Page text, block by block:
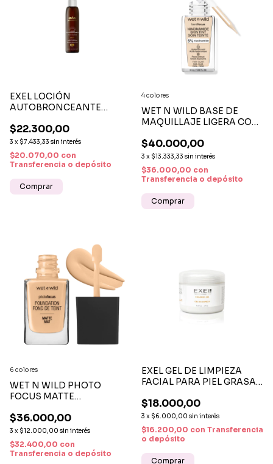
EXEL LOCIÓN
AUTOBRONCEANTE
BRONCEADO NATURAL
SIN SOL
$22.300,00
3 x $7.433,33 sin interés
$20.070,00 con
Transferencia o depósito
WET N WILD BASE DE
MAQUILLAJE LIGERA CON
x 32 ML
$40.000,00
3 x $13.333,33 sin interés
$36.000,00 con
Transferencia o depósito
4 colores
Comprar
WET N WILD PHOTO
FOCUS MATTE
MAQUILLAJE MATE
$36.000,00
3 x $12.000,00 sin interés
$32.400,00 con
Transferencia o depósito
6 colores
EXEL GEL DE LIMPIEZA
FACIAL PARA PIEL GRASA
$18.000,00
3 x $6.000,00 sin interés
$16.200,00 con Transferencia
o depósito